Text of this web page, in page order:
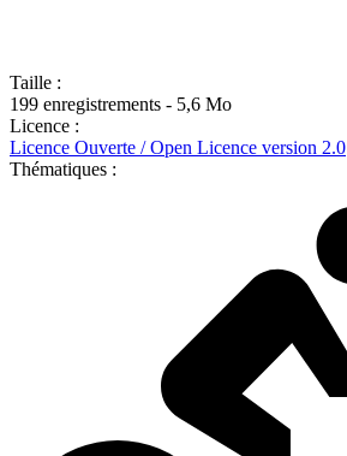
Taille :
199 enregistrements - 5,6 Mo
Licence :
Licence Ouverte / Open Licence version 2.0
Thématiques :